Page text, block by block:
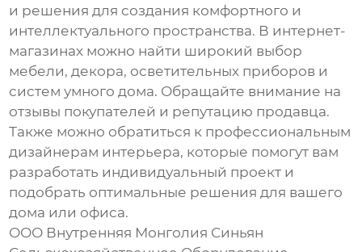
и решения для создания комфортного и
интеллектуального пространства. В интернет-
магазинах можно найти широкий выбор
мебели, декора, осветительных приборов и
систем умного дома. Обращайте внимание на
отзывы покупателей и репутацию продавца.
Также можно обратиться к профессиональным
дизайнерам интерьера, которые помогут вам
разработать индивидуальный проект и
подобрать оптимальные решения для вашего
дома или офиса.
ООО Внутренняя Монголия Синьян